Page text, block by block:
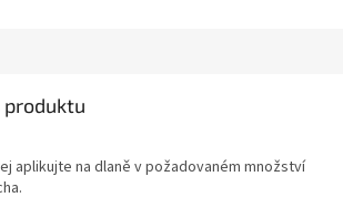
produktu
aplikujte na dlaně v požadovaném množství